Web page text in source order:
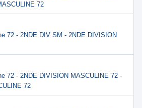
72
72 - 2NDE DIV SM - 2NDE DIVISION
72 - 2NDE DIVISION MASCULINE 72 -
72